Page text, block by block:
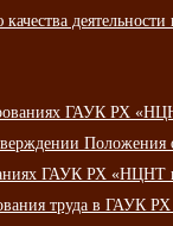
деятельности
ГАУК РХ
Положения
ГАУК РХ
труда в ГАУК